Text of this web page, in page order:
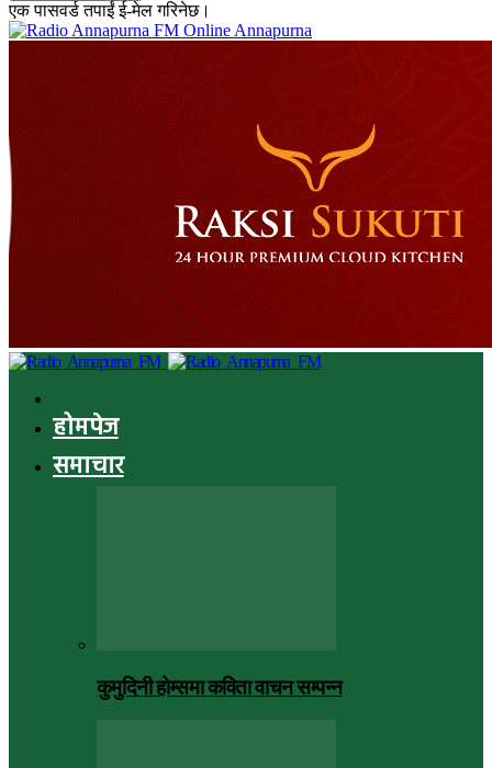
एक पासवर्ड तपाईं ई-मेल गरिनेछ।
Online Annapurna
होमपेज
समाचार
कुमुदिनी होम्समा कविता वाचन सम्पन्न